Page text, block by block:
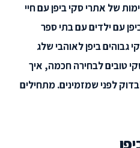
של אתרי סקי ביפן עם חיי
עם ילדים עם בתי ספר
גבוהים ביפן לאוהבי שלג
טובים לבחירה חכמה, איך
לפני שמזמינים. מתחילים